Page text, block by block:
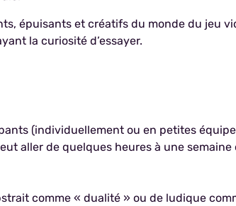
épuisants et créatifs du monde du jeu
la curiosité d’essayer.
(individuellement ou en petites
aller de quelques heures à une semaine
comme « dualité » ou de ludique